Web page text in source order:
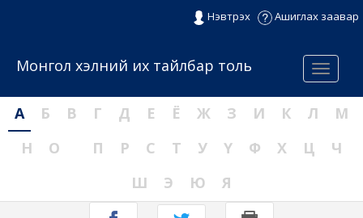
Нэвтрэх Ашиглах заавар
Menu
Монгол хэлний их тайлбар толь
А Б В Г Д Е Ё Ж З И К Л
М
Н
О П Р С Т У Ү Ф Х Ц
Ч
Ш
Э Ю Я